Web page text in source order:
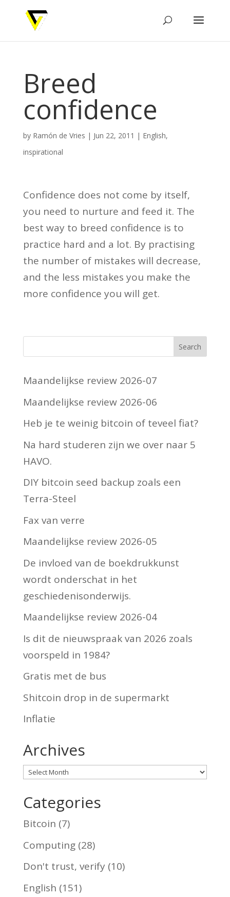
Breed
confidence
by Ramón de Vries | Jun 22, 2011 | English,
inspirational
Confidence does not come by itself,
you need to nurture and feed it. The
best way to breed confidence is to
practice hard and a lot. By practising
the number of mistakes will decrease,
and the less mistakes you make the
more confidence you will get.
Maandelijkse review 2026-07
Maandelijkse review 2026-06
Heb je te weinig bitcoin of teveel fiat?
Na hard studeren zijn we over naar 5
HAVO.
DIY bitcoin seed backup zoals een
Terra-Steel
Fax van verre
Maandelijkse review 2026-05
De invloed van de boekdrukkunst
wordt onderschat in het
geschiedenisonderwijs.
Maandelijkse review 2026-04
Is dit de nieuwspraak van 2026 zoals
voorspeld in 1984?
Gratis met de bus
Shitcoin drop in de supermarkt
Inflatie
Archives
Archives
Categories
Bitcoin (7)
Computing(28)
Don't trust, verify (10)
English (151)